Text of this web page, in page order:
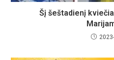
Šį šeštadienį